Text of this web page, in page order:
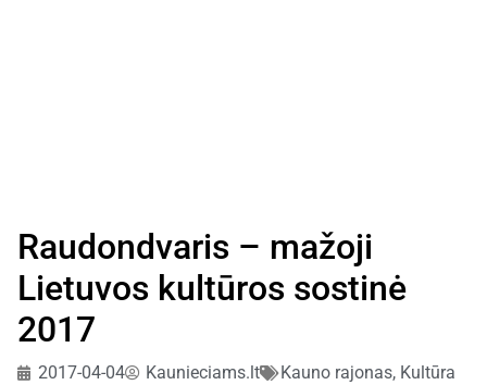
Raudondvaris – mažoji
Lietuvos kultūros sostinė
2017
2017-04-04 Kaunieciams.lt Kauno rajonas, Kultūra